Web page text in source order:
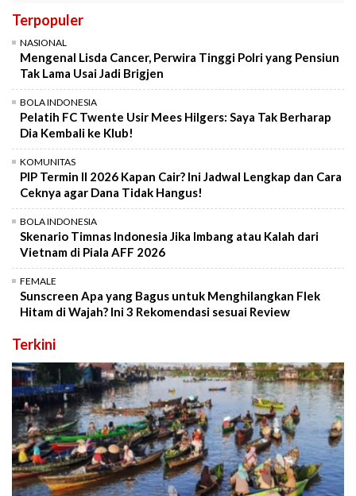
Terpopuler
NASIONAL
Mengenal Lisda Cancer, Perwira Tinggi Polri yang Pensiun
Tak Lama Usai Jadi Brigjen
BOLA INDONESIA
Pelatih FC Twente Usir Mees Hilgers: Saya Tak Berharap
Dia Kembali ke Klub!
KOMUNITAS
PIP Termin II 2026 Kapan Cair? Ini Jadwal Lengkap dan Cara
Ceknya agar Dana Tidak Hangus!
BOLA INDONESIA
Skenario Timnas Indonesia Jika Imbang atau Kalah dari
Vietnam di Piala AFF 2026
FEMALE
Sunscreen Apa yang Bagus untuk Menghilangkan Flek
Hitam di Wajah? Ini 3 Rekomendasi sesuai Review
Terkini